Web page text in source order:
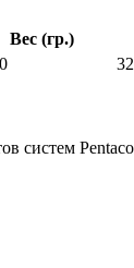
Вес (гр.)
систем